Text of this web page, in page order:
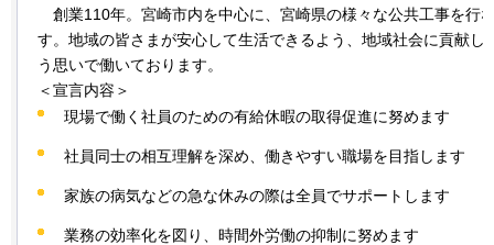
創業110年。宮崎市内を中心に、宮崎県の様々な公共工事を行
す。地域の皆さまが安心して生活できるよう、地域社会に貢献し
う思いで働いております。
＜宣言内容＞
現場で働く社員のための有給休暇の取得促進に努めます
社員同士の相互理解を深め、働きやすい職場を目指します
家族の病気などの急な休みの際は全員でサポートします
業務の効率化を図り、時間外労働の抑制に努めます